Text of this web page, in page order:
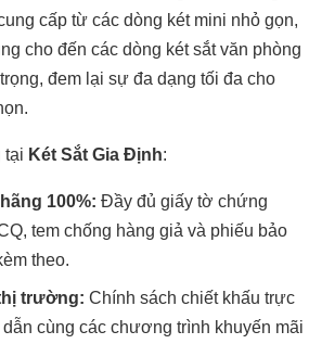
cấp từ các dòng két mini nhỏ gọn,
cho đến các dòng két sắt văn phòng
đem lại sự đa dạng tối đa cho
tại Két Sắt Gia Định:
100%: Đầy đủ giấy tờ chứng
tem chống hàng giả và phiếu bảo
theo.
trường: Chính sách chiết khấu trực
cùng các chương trình khuyến mãi